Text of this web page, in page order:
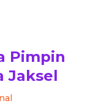
Pimpin
Jaksel